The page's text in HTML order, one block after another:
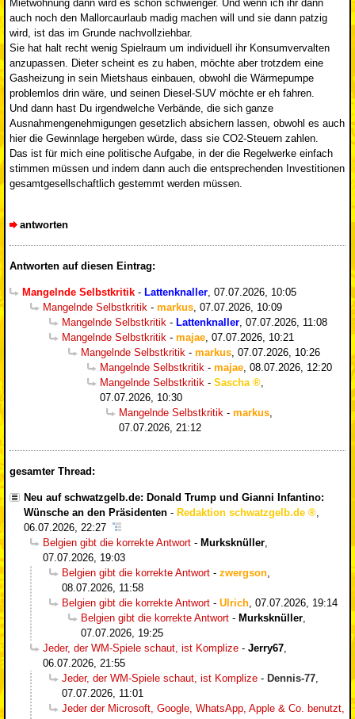
Mietwohnung dann wird es schon schwieriger. Und wenn ich ihr dann
auch noch den Mallorcaurlaub madig machen will und sie dann patzig
wird, ist das im Grunde nachvollziehbar.
Sie hat halt recht wenig Spielraum um individuell ihr Konsumvervalten
anzupassen. Dieter scheint es zu haben, möchte aber trotzdem eine
Gasheizung in sein Mietshaus einbauen, obwohl die Wärmepumpe
problemlos drin wäre, und seinen Diesel-SUV möchte er eh fahren.
Und dann hast Du irgendwelche Verbände, die sich ganze
Ausnahmengenehmigungen gesetzlich absichern lassen, obwohl es auch
hier die Gewinnlage hergeben würde, dass sie CO2-Steuern zahlen.
Das ist für mich eine politische Aufgabe, in der die Regelwerke einfach
stimmen müssen und indem dann auch die entsprechenden Investitionen
gesamtgesellschaftlich gestemmt werden müssen.
antworten
Antworten auf diesen Eintrag:
Mangelnde Selbstkritik - Lattenknaller 07.07.2026, 10:05
Mangelnde Selbstkritik - markus 07.07.2026, 10:09
Mangelnde Selbstkritik - Lattenknaller 07.07.2026, 11:08
Mangelnde Selbstkritik - majae 07.07.2026, 10:21
Mangelnde Selbstkritik - markus 07.07.2026, 10:26
Mangelnde Selbstkritik - majae 08.07.2026, 12:20
Mangelnde Selbstkritik - Sascha
07.07.2026, 10:30
Mangelnde Selbstkritik - markus
07.07.2026, 21:12
gesamter Thread:
Neu auf schwatzgelb.de: Donald Trump und Gianni Infantino:
Wünsche an den Präsidenten - Redaktion schwatzgelb.de
,
06.07.2026, 22:27
Belgien gibt die korrekte Antwort - Murksknüller,
07.07.2026, 19:03
Belgien gibt die korrekte Antwort - zwergson,
08.07.2026, 11:58
Belgien gibt die korrekte Antwort - Ulrich, 07.07.2026, 19:14
Belgien gibt die korrekte Antwort - Murksknüller,
07.07.2026, 19:25
Jeder, der WM-Spiele schaut, ist Komplize - Jerry67,
06.07.2026, 21:55
Jeder, der WM-Spiele schaut, ist Komplize - Dennis-77,
07.07.2026, 11:01
Jeder der Microsoft, Google, WhatsApp, Apple & Co. benutzt,